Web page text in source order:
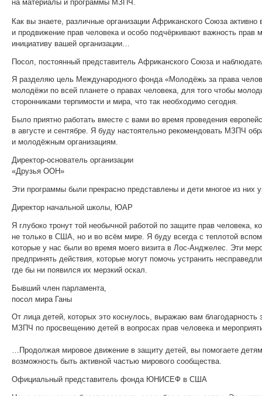
на материалы и программы МЗПЧ.
Как вы знаете, различные организации Африканского Союза
и продвижение прав человека и особо подчёркивают важность
инициативу вашей организации…
Посол, постоянный представитель Африканского Союза и
Я разделяю цель Международного фонда «Молодёжь за права
молодёжи по всей планете о правах человека, для того чтобы
сторонниками терпимости и мира, что так необходимо сегодня.
Было приятно работать вместе с вами во время проведения
в августе и сентябре. Я буду настоятельно рекомендовать МЗПЧ
и молодёжным организациям.
Директор-основатель организации
«Друзья ООН»
Эти программы были прекрасно представлены и дети многое из них
Директор начальной школы, ЮАР
Я глубоко тронут той необычной работой по защите прав человека,
не только в США, но и во всём мире. Я буду всегда с теплотой
которые у нас были во время моего визита в Лос-Анджелес. Эти
предпринять действия, которые могут помочь устранить
где бы ни появился их мерзкий оскал.
Бывший член парламента,
посол мира Ганы
От лица детей, которых это коснулось, выражаю вам благодарность
МЗПЧ по просвещению детей в вопросах прав человека и
…Продолжая мировое движение в защиту детей, вы помогаете
возможность быть активной частью мирового сообщества.
Официальный представитель фонда ЮНИСЕФ в США